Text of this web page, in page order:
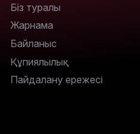
Біз туралы
Жарнама
Байланыс
Құпиялылық
Пайдалану ережесі